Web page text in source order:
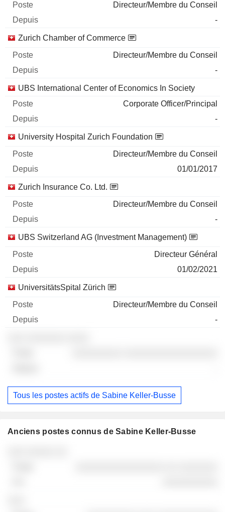
Directeur/Membre du Conseil
-
Zurich Chamber of Commerce
Directeur/Membre du Conseil
-
UBS International Center of Economics In Society
Corporate Officer/Principal
-
University Hospital Zurich Foundation
Directeur/Membre du Conseil
01/01/2017
Zurich Insurance Co. Ltd.
Directeur/Membre du Conseil
-
UBS Switzerland AG (Investment Management)
Directeur Général
01/02/2021
UniversitätsSpital Zürich
Directeur/Membre du Conseil
-
Tous les postes actifs de Sabine Keller-Busse
Anciens postes connus de Sabine Keller-Busse